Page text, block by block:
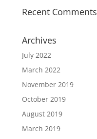
Recent Comments
Archives
July 2022
March 2022
November 2019
October 2019
August 2019
March 2019